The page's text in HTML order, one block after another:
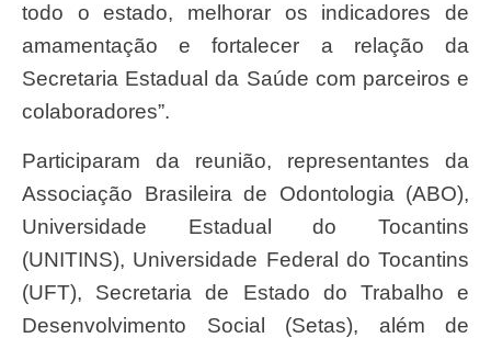
todo o estado, melhorar os indicadores de
amamentação e fortalecer a relação da
Secretaria Estadual da Saúde com parceiros e
colaboradores”.
Participaram da reunião, representantes da
Associação Brasileira de Odontologia (ABO),
Universidade Estadual do Tocantins
(UNITINS), Universidade Federal do Tocantins
(UFT), Secretaria de Estado do Trabalho e
Desenvolvimento Social (Setas), além de